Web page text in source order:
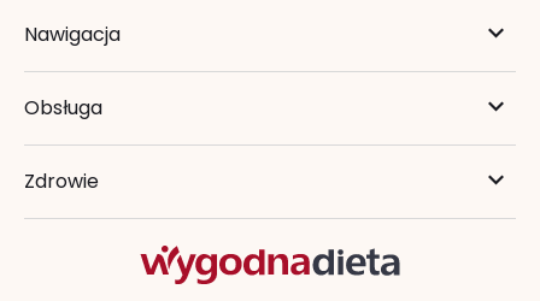
Nawigacja
Obsługa
Zdrowie